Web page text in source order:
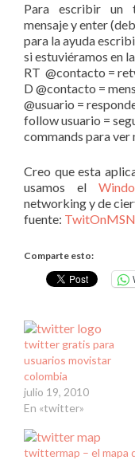
Para escribir un
mensaje y enter
para la ayuda
si estuviéramos en
RT @contacto =
D @contacto =
@usuario =
follow usuario =
commands para ver
Creo que esta
usamos el
networking y de
fuente: TwitOnMSN
Comparte esto:
twitter gratis para
usuarios movistar
colombia
julio 19, 2010
En «twitter»
twittermap – el mapa